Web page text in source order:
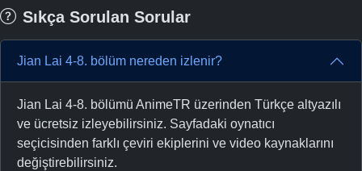
Sıkça Sorulan Sorular
Jian Lai 4-8. bölüm nereden izlenir?
Jian Lai 4-8. bölümü AnimeTR üzerinden Türkçe altyazılı
ve ücretsiz izleyebilirsiniz. Sayfadaki oynatıcı
seçicisinden farklı çeviri ekiplerini ve video kaynaklarını
değiştirebilirsiniz.